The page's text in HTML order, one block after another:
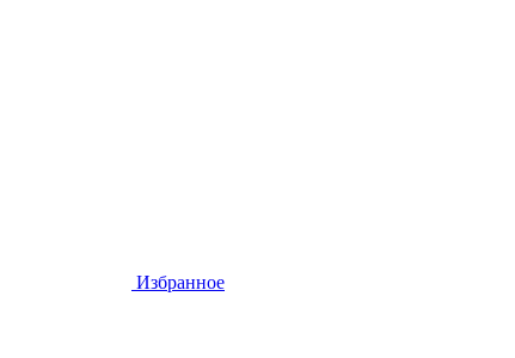
Избранное